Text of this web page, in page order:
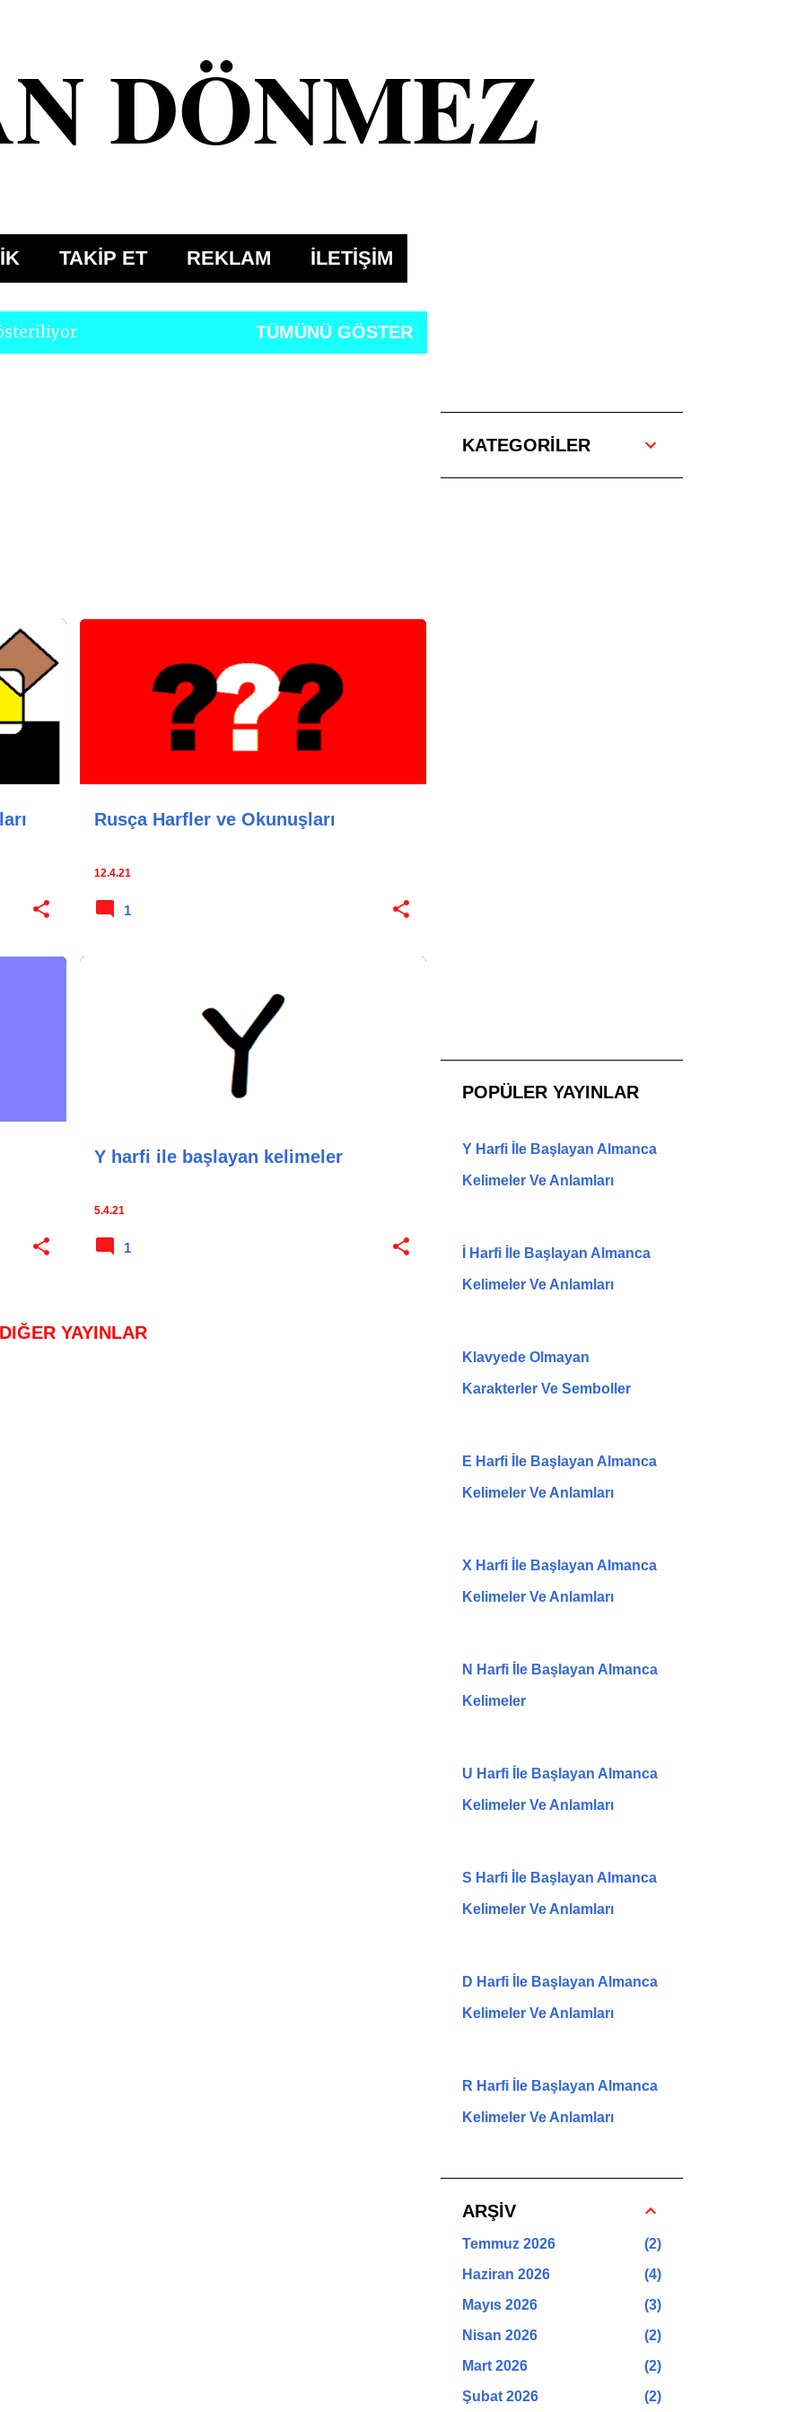
DÖNMEZ
TAKİP ET REKLAM İLETİŞİM
TÜMÜNÜ GÖSTER
Rusça Harfler ve Okunuşları
12.4.21
1
Y harfi ile başlayan kelimeler
5.4.21
1
DIĞER YAYINLAR
KATEGORİLER
POPÜLER YAYINLAR
Y Harfi İle Başlayan Almanca
Kelimeler Ve Anlamları
İ Harfi İle Başlayan Almanca
Kelimeler Ve Anlamları
Klavyede Olmayan
Karakterler Ve Semboller
E Harfi İle Başlayan Almanca
Kelimeler Ve Anlamları
X Harfi İle Başlayan Almanca
Kelimeler Ve Anlamları
N Harfi İle Başlayan Almanca
Kelimeler
U Harfi İle Başlayan Almanca
Kelimeler Ve Anlamları
S Harfi İle Başlayan Almanca
Kelimeler Ve Anlamları
D Harfi İle Başlayan Almanca
Kelimeler Ve Anlamları
R Harfi İle Başlayan Almanca
Kelimeler Ve Anlamları
ARŞİV
Temmuz 2026
2
Haziran 2026
4
Mayıs 2026
3
Nisan 2026
2
Mart 2026
2
Şubat 2026
2